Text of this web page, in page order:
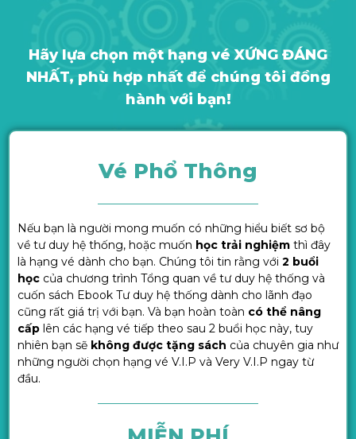
Hãy lựa chọn một hạng vé XỨNG ĐÁNG
NHẤT, phù hợp nhất để chúng tôi đồng
hành với bạn!
Vé Phổ Thông
Nếu bạn là người mong muốn có những hiểu biết sơ bộ
về tư duy hệ thống, hoặc muốn học trải nghiệm thì đây
là hạng vé dành cho bạn. Chúng tôi tin rằng với 2 buổi
học của chương trình Tổng quan về tư duy hệ thống và
cuốn sách Ebook Tư duy hệ thống dành cho lãnh đạo
cũng rất giá trị với bạn. Và bạn hoàn toàn có thể nâng
cấp lên các hạng vé tiếp theo sau 2 buổi học này, tuy
nhiên bạn sẽ không được tặng sách của chuyên gia như
những người chọn hạng vé V.I.P và Very V.I.P ngay từ
đầu.